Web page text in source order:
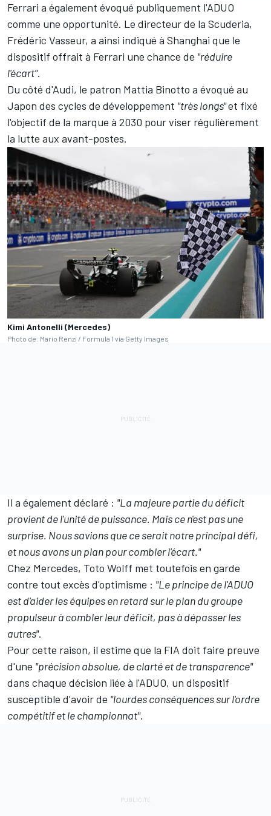
Ferrari a également évoqué publiquement l'ADUO
comme une opportunité. Le directeur de la Scuderia,
Frédéric Vasseur, a ainsi indiqué à Shanghai que le
dispositif offrait à Ferrari une chance de "réduire
l'écart".
Du côté d'Audi, le patron Mattia Binotto a évoqué au
Japon des cycles de développement "très longs"et fixé
l'objectif de la marque à 2030 pour viser régulièrement
la lutte aux avant-postes.
Kimi Antonelli (Mercedes)
Photo de: Mario Renzi / Formula 1 via Getty Images
Il a également déclaré : "La majeure partie du déficit
provient de l'unité de puissance. Mais ce n'est pas une
surprise. Nous savions que ce serait notre principal défi,
et nous avons un plan pour combler l'écart."
Chez Mercedes, Toto Wolff met toutefois en garde
contre tout excès d'optimisme : "Le principe de l'ADUO
est d'aider les équipes en retard sur le plan du groupe
propulseur à combler leur déficit, pas à dépasser les
autres".
Pour cette raison, il estime que la FIA doit faire preuve
d'une "précision absolue, de clarté et de transparence"
dans chaque décision liée à l'ADUO, un dispositif
susceptible d'avoir de "lourdes conséquences sur l'ordre
compétitif et le championnat".